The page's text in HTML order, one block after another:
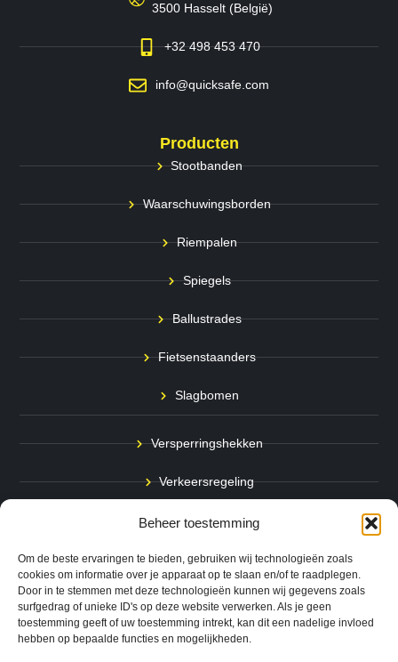
Beheer toestemming
Om de beste ervaringen te bieden, gebruiken wij technologieën zoals
cookies om informatie over je apparaat op te slaan en/of te raadplegen.
Door in te stemmen met deze technologieën kunnen wij gegevens zoals
surfgedrag of unieke ID's op deze website verwerken. Als je geen
toestemming geeft of uw toestemming intrekt, kan dit een nadelige invloed
hebben op bepaalde functies en mogelijkheden.
3500 Hasselt (België)
+32 498 453 470
info@quicksafe.com
Producten
Stootbanden
Waarschuwingsborden
Riempalen
Spiegels
Ballustrades
Fietsenstaanders
Slagbomen
Versperringshekken
Verkeersregeling
Stadspalen
Afzetpalen
Bodemmarkering
Ram- & Aanrijbeveiliging